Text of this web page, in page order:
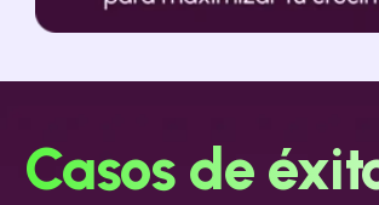
Casos de